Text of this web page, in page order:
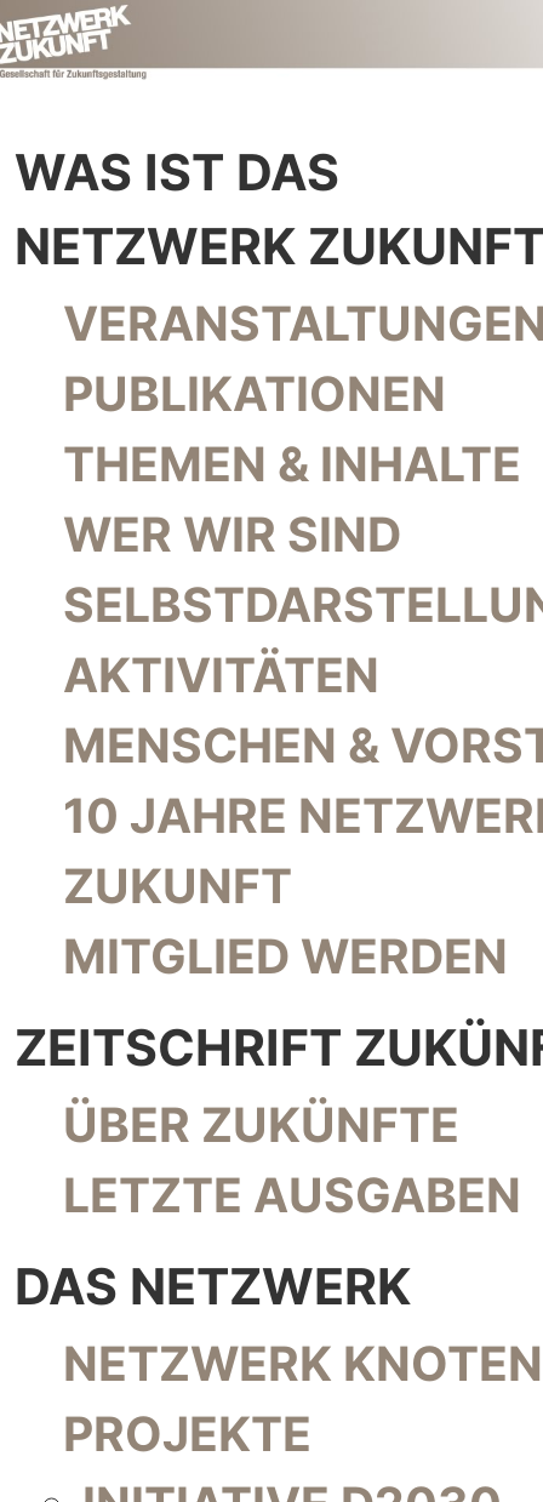
WAS IST DAS
NETZWERK
PUBLIKATIONEN
THEMEN & INHALTE
WER WIR SIND
AKTIVITÄTEN
MENSCHEN &
10 JAHRE
ZUKUNFT
MITGLIED WERDEN
ZEITSCHRIFT
NAVIGATION ÜBERSPRINGEN
ÜBER ZUKÜNFTE
LETZTE AUSGABEN
DAS NETZWERK
NETZWERK KNOTEN
PROJEKTE